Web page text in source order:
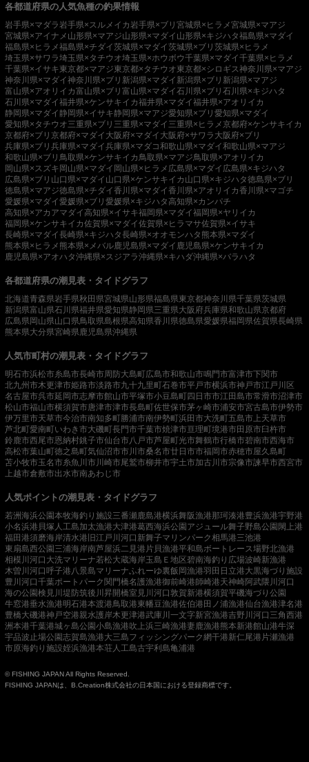
各都道府県の人気魚種の釣果情報
岩手県×マダラ 岩手県×スルメイカ 岩手県×ブリ 宮城県×ヒラメ宮城県×マアジ
宮城県×アイナメ 山形県×マアジ山形県×マダイ 山形県×キジハタ福島県×マダイ
福島県×ヒラメ福島県×チダイ茨城県×マダイ茨城県×ブリ 茨城県×ヒラメ
埼玉県×サワラ埼玉県×タチウオ埼玉県×ホウボウ千葉県×マダイ千葉県×ヒラメ
千葉県×イサキ東京都×マアジ東京都×タチウオ東京都×シロギス神奈川県×マアジ
神奈川県×マダイ神奈川県×ブリ 新潟県×マダイ 新潟県×ブリ 新潟県×マアジ
富山県×アオリイカ富山県×ブリ 富山県×マダイ石川県×ブリ 石川県×キジハタ
石川県×マダイ福井県×ケンサキイカ福井県×マダイ福井県×アオリイカ
静岡県×マダイ静岡県×イサキ静岡県×マアジ愛知県×ブリ 愛知県×マダイ
愛知県×タチウオ三重県×ブリ 三重県×マダイ 三重県×ヒラメ京都府×ケンサキイカ
京都府×ブリ 京都府×マダイ 大阪府×マダイ 大阪府×サワラ 大阪府×ブリ
兵庫県×ブリ 兵庫県×マダイ兵庫県×マダコ和歌山県×マダイ和歌山県×マアジ
和歌山県×ブリ 鳥取県×ケンサキイカ 鳥取県×マアジ鳥取県×アオリイカ
岡山県×スズキ岡山県×マダイ 岡山県×ヒラメ 広島県×マダイ 広島県×キジハタ
広島県×ブリ 山口県×マダイ 山口県×ケンサキイカ 山口県×キジハタ徳島県×ブリ
徳島県×マアジ徳島県×チダイ香川県×マダイ香川県×アオリイカ香川県×マゴチ
愛媛県×マダイ愛媛県×ブリ 愛媛県×キジハタ高知県×カンパチ
高知県×アカアマダイ高知県×イサキ福岡県×マダイ福岡県×ヤリイカ
福岡県×ケンサキイカ佐賀県×マダイ佐賀県×ヒラマサ佐賀県×イサキ
長崎県×マダイ長崎県×キジハタ長崎県×オオモンハタ 熊本県×マダイ
熊本県×ヒラメ 熊本県×メバル鹿児島県×マダイ 鹿児島県×ケンサキイカ
鹿児島県×アオハタ沖縄県×スジアラ沖縄県×キハダ沖縄県×バラハタ
各都道府県の潮見表・タイドグラフ
北海道青森県岩手県秋田県宮城県山形県福島県東京都神奈川県千葉県茨城県
新潟県富山県石川県福井県愛知県静岡県三重県大阪府兵庫県和歌山県京都府
広島県岡山県山口県鳥取県島根県高知県香川県徳島県愛媛県福岡県佐賀県長崎県
熊本県大分県宮崎県 鹿児島県沖縄県
人気市町村の潮見表・タイドグラフ
明石市浜松市糸島市長崎市周防大島町広島市和歌山市鳴門市富津市下関市
北九州市木更津市姫路市淡路市九十九里町石巻市平戸市横浜市神戸市江戸川区
名古屋市呉市延岡市志摩市館山市平塚市小豆島町四日市市江田島市常滑市沼津市
松山市福山市横須賀市唐津市津市長島町佐世保市茅ヶ崎市浦安市宮古島市伊勢市
伊万里市天草市今治市南知多町勝浦市南伊勢町浜田市大洗町五島市 上天草市
芦北町愛南町いわき市大磯町長門市千葉市焼津市亘理町境港市田原市臼杵市
鈴鹿市西尾市恩納村銚子市仙台市八戸市芦屋町光市舞鶴市行橋市碧南市西海市
高松市葉山町徳之島町気仙沼市市川市桑名市廿日市市福岡市赤穂市屋久島町
苫小牧市玉名市糸魚川市 川崎市尾鷲市柳井市宇土市加古川市宗像市諫早市西宮市
上越市倉敷市出水市南あわじ市
人気ポイントの潮見表・タイドグラフ
若洲海浜公園本牧海釣り施設三番瀬 鹿島港横浜舞阪漁港那珂湊港豊浜漁港宇野港
小名浜港 貝塚人工島加太漁港大津港葛西海浜公園アジュール舞子野島公園閖上港
福田港須磨海岸清水港 旧江戸川河口 新舞子マリンパーク相馬港三池港
東扇島西公園三浦海岸南芦屋浜二見港 片貝漁港平和島ボートレース場野北漁港
相模川河口 大洗マリーナ若松大蔵海岸玉島Ｅ地区碧南海釣り広場波崎新漁港
木曽川河口呼子港 八景島マリーナふれーゆ裏飯岡漁港羽田 日立港大黒海づり施設
豊川河口千葉ポートパーク関門橋名護漁港御前崎港師崎港天神崎阿武隈川河口
海の公園検見川堤防筑後川昇開橋室見川河口敦賀新港横須賀平磯海づり公園
牛窓港垂水漁港明石港本渡港鳥取港東幡豆漁港佐伯港田ノ浦漁港仙台漁港津名港
豊橋大磯港神戸空港親水護岸木更津港武庫川一文字新宮漁港吉野川河口 三角西港
洲本港千葉港城ヶ島公園小島漁港吹上浜三崎漁港妻鹿漁港熊本新港館山港牛深
宇品波止場公園志賀島漁港大三島フィッシングパーク網干港新仁尾港 片瀬漁港
市原海釣り施設姪浜漁港本荘人工島古宇利島亀浦港
© FISHING JAPAN All Rights Reserved.
FISHING JAPANは、B.Creation株式会社の日本国における登録商標です。